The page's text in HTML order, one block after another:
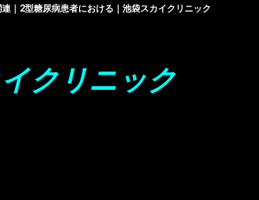
｜2型糖尿病患者における｜池袋スカイクリニック
クリニック